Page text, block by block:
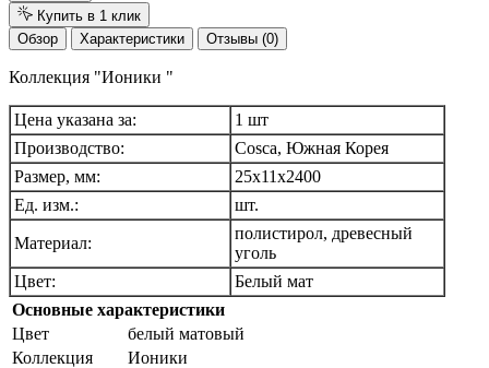
Купить в 1 клик
Обзор
Характеристики Отзывы (0)
Коллекция "Ионики "
Цена указана за:
1 шт
Производство:
Cosca, Южная Корея
Размер, мм:
25х11х2400
Ед. изм.:
шт.
Материал:
полистирол, древесный
уголь
Цвет:
Белый мат
Основные характеристики
Цвет
белый матовый
Коллекция
Ионики